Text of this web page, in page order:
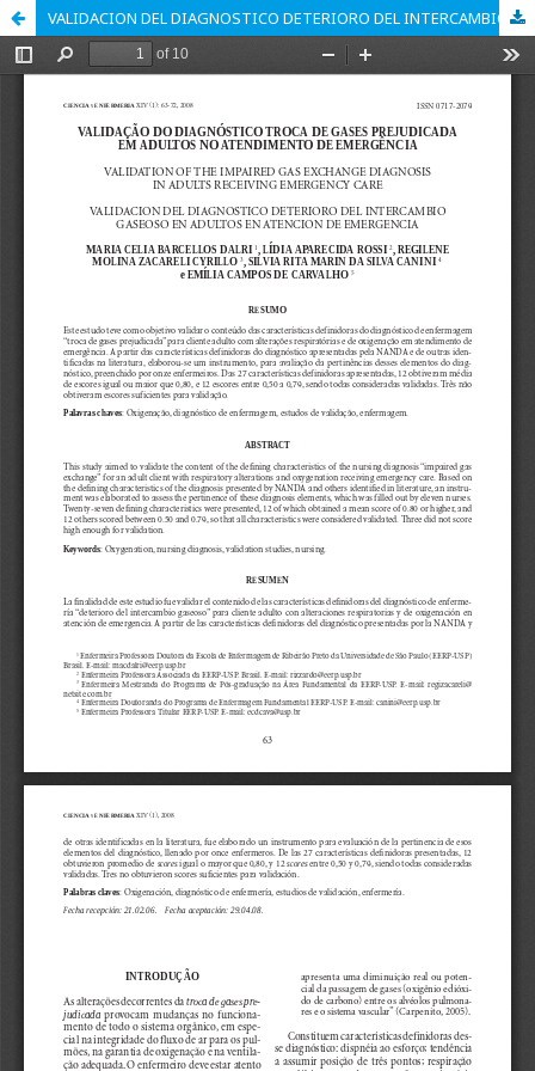
VALIDACION DEL DIAGNOSTICO DETERIORO DEL INTERCAMBIO GASEOSO EN ADULTOS EN ATENCION DE EMERGENCIA